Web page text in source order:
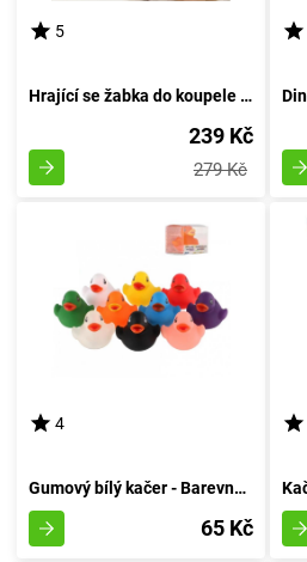
5
Hrající se žabka do koupele s hudbou
239 Kč
279 Kč
4
Gumový bílý kačer - Barevná varianta
65 Kč